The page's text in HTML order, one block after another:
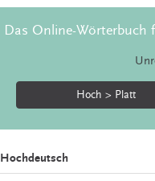
Das Online-Wörterbuch
Hoch > Platt
Hochdeutsch